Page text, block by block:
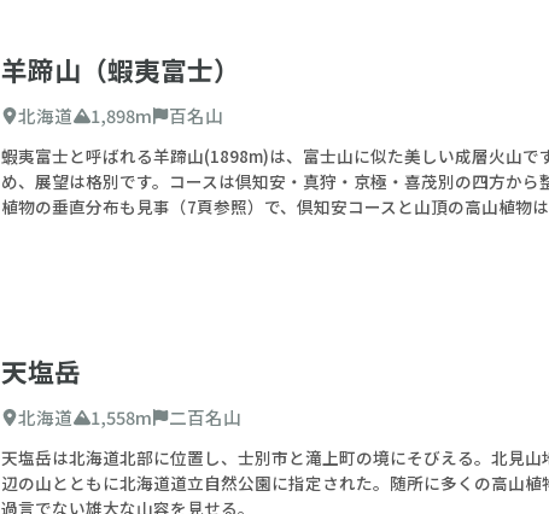
羊蹄山（蝦夷富士）
北海道 1,898m 百名山
蝦夷富士と呼ばれる羊蹄山(1898m)は、富士山に似た美しい成層火山
め、展望は格別です。コースは倶知安・真狩・京極・喜茂別の四方か
植物の垂直分布も見事（7頁参照）で、倶知安コースと山頂の高山植物
天塩岳
北海道 1,558m 二百名山
天塩岳は北海道北部に位置し、士別市と滝上町の境にそびえる。北見
辺の山とともに北海道道立自然公園に指定された。随所に多くの高山
過言でない雄大な山容を見せる。